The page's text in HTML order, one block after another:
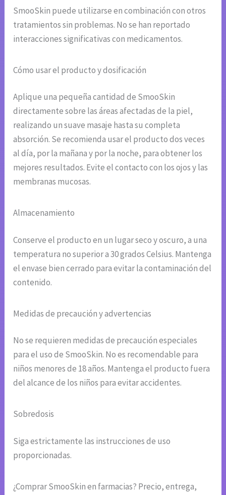
SmooSkin puede utilizarse en combinación con otros
tratamientos sin problemas. No se han reportado
interacciones significativas con medicamentos.
Cómo usar el producto y dosificación
Aplique una pequeña cantidad de SmooSkin
directamente sobre las áreas afectadas de la piel,
realizando un suave masaje hasta su completa
absorción. Se recomienda usar el producto dos veces
al día, por la mañana y por la noche, para obtener los
mejores resultados. Evite el contacto con los ojos y las
membranas mucosas.
Almacenamiento
Conserve el producto en un lugar seco y oscuro, a una
temperatura no superior a 30 grados Celsius. Mantenga
el envase bien cerrado para evitar la contaminación del
contenido.
Medidas de precaución y advertencias
No se requieren medidas de precaución especiales
para el uso de SmooSkin. No es recomendable para
niños menores de 18 años. Mantenga el producto fuera
del alcance de los niños para evitar accidentes.
Sobredosis
Siga estrictamente las instrucciones de uso
proporcionadas.
¿Comprar SmooSkin en farmacias? Precio, entrega,